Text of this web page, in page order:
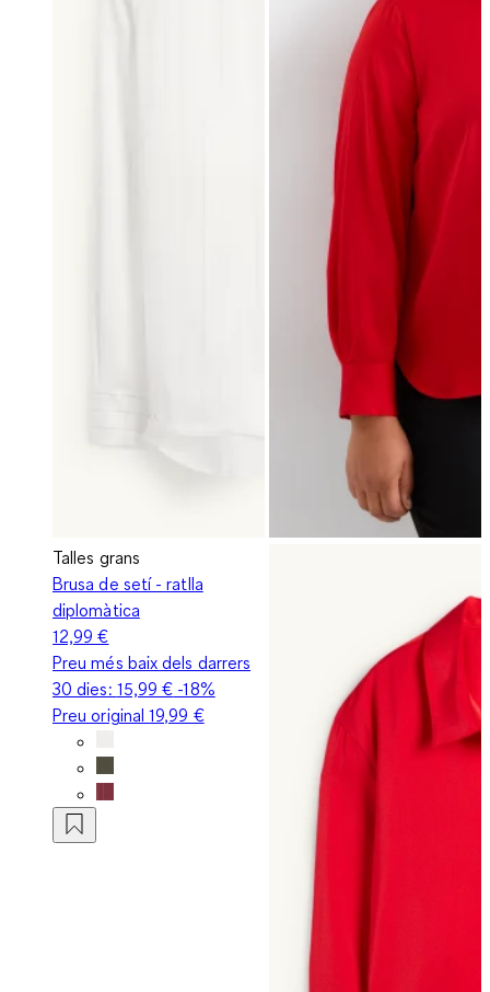
Talles grans
Brusa de setí - ratlla
diplomàtica
12,99 €
Preu més baix dels darrers
30 dies: 15,99 € -18%
Preu original19,99 €